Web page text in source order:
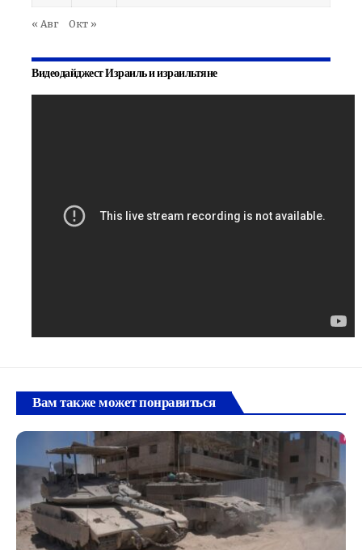
« Авг Окт »
Видеодайджест Израиль и израильтяне
Вам также может понравиться